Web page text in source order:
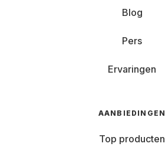
Blog
Pers
Ervaringen
AANBIEDINGEN
Top producten